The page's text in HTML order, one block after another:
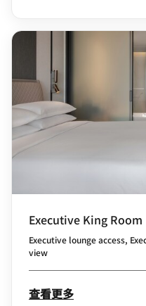
Executive King Room
Executive lounge access,
view
查看更多